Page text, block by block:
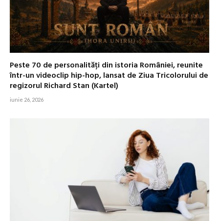
Peste 70 de personalități din istoria României, reunite
într-un videoclip hip-hop, lansat de Ziua Tricolorului de
regizorul Richard Stan (Kartel)
iunie 26, 2026